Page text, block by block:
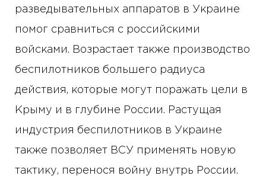
разведывательных аппаратов в Украине
помог сравниться с российскими
войсками. Возрастает также производство
беспилотников большего радиуса
действия, которые могут поражать цели в
Крыму и в глубине России. Растущая
индустрия беспилотников в Украине
также позволяет ВСУ применять новую
тактику, перенося войну внутрь России.